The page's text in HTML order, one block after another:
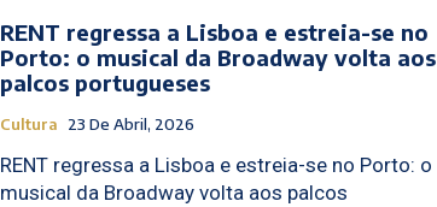
RENT regressa a Lisboa e estreia-se no
Porto: o musical da Broadway volta aos
palcos portugueses
Cultura 23 De Abril, 2026
RENT regressa a Lisboa e estreia-se no Porto: o
musical da Broadway volta aos palcos